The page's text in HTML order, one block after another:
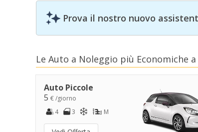
Prova il nostro nuovo
Le Auto a Noleggio più Economiche
Auto Piccole
5 € /giorno
4
3 M